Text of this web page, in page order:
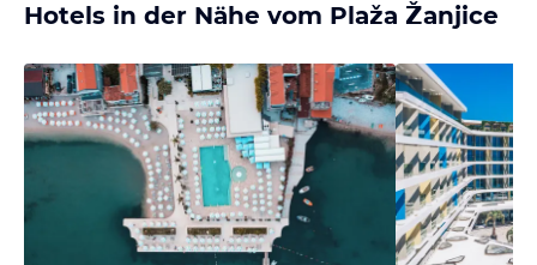
Hotels in der Nähe vom Plaža Žanjice